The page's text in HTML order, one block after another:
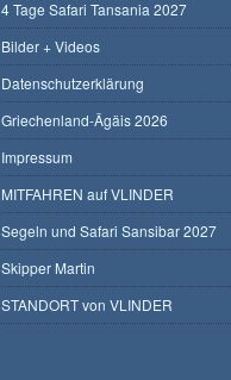
4 Tage Safari Tansania 2027
Bilder + Videos
Datenschutzerklärung
Griechenland-Ägäis 2026
Impressum
MITFAHREN auf VLINDER
Segeln und Safari Sansibar 2027
Skipper Martin
STANDORT von VLINDER